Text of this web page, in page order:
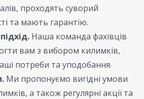
проходять суворий
та мають гарантію.
Наша команда фахівців
вам з вибором килимків,
потреби та уподобання.
Ми пропонуємо вигідні умови
а також регулярні акції та